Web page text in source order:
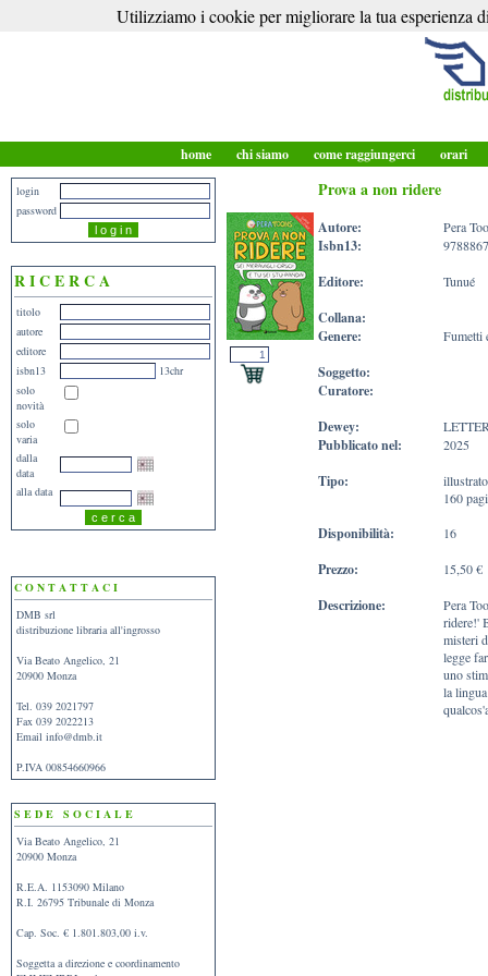
home chi siamo come raggiungerci orari
login
password
R I C E R C A
titolo
autore
editore
isbn13
13chr
solo
novità
solo
varia
dalla
data
alla data
C O N T A T T A C I
DMB srl
distribuzione libraria all'ingrosso
Via Beato Angelico, 21
20900 Monza
Tel. 039 2021797
Fax 039 2022213
Email info@dmb.it
P.IVA 00854660966
S E D E S O C I A L E
Via Beato Angelico, 21
20900 Monza
R.E.A. 1153090 Milano
R.I. 26795 Tribunale di Monza
Cap. Soc. € 1.801.803,00 i.v.
Soggetta a direzione e coordinamento
Prova a non ridere
Autore: Pera
Isbn13:
Editore: Tunué
Collana:
Genere:
Fumetti
Soggetto:
Curatore:
Dewey:
Pubblicato nel: 2025
Tipo:
160
Disponibilità: 16
Prezzo: 15,50 €
Descrizione:
Pera
ridere!'
misteri
legge
uno
la
Utilizziamo i cookie per migliorare la tua esperienza